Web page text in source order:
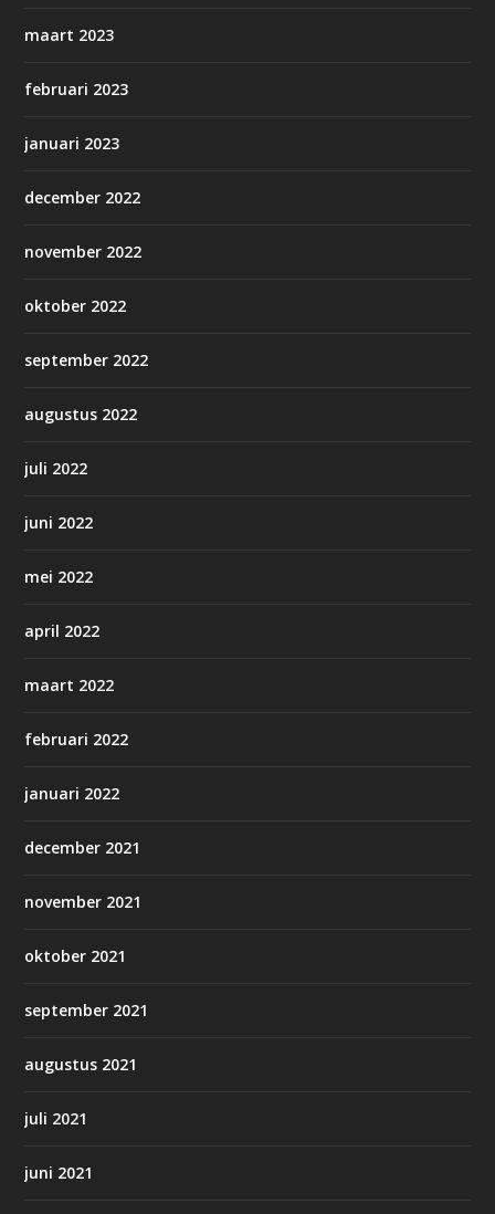
maart 2023
februari 2023
januari 2023
december 2022
november 2022
oktober 2022
september 2022
augustus 2022
juli 2022
juni 2022
mei 2022
april 2022
maart 2022
februari 2022
januari 2022
december 2021
november 2021
oktober 2021
september 2021
augustus 2021
juli 2021
juni 2021